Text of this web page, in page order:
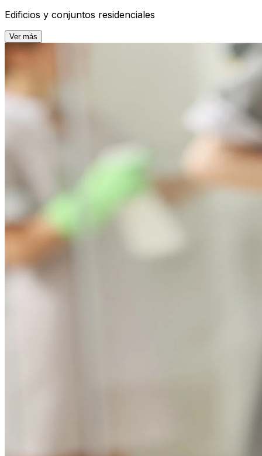
Edificios y conjuntos residenciales
Ver más